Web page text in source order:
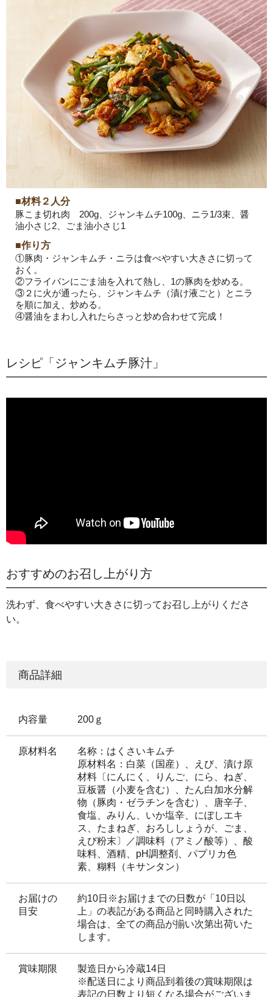
■材料２人分
豚こま切れ肉 200g、ジャンキムチ100g、ニラ1/3束、醤
油小さじ2、ごま油小さじ1
■作り方
①豚肉・ジャンキムチ・ニラは食べやすい大きさに切って
おく。
②フライパンにごま油を入れて熱し、1の豚肉を炒める。
③２に火が通ったら、ジャンキムチ（漬け液ごと）とニラ
を順に加え、炒める。
④醤油をまわし入れたらさっと炒め合わせて完成！
レシピ「ジャンキムチ豚汁」
おすすめのお召し上がり方
洗わず、食べやすい大きさに切ってお召し上がりくださ
い。
商品詳細
内容量 200ｇ
原材料名
名称：はくさいキムチ
原材料名：白菜（国産）、えび、漬け原
材料〔にんにく、りんご、にら、ねぎ、
豆板醤（小麦を含む）、たん白加水分解
物（豚肉・ゼラチンを含む）、唐辛子、
食塩、みりん、いか塩辛、にぼしエキ
ス、たまねぎ、おろししょうが、ごま、
えび粉末〕／調味料（アミノ酸等）、酸
味料、酒精、pH調整剤、パプリカ色
素、糊料（キサンタン）
お届けの
目安
約10日※お届けまでの日数が「10日以
上」の表記がある商品と同時購入された
場合は、全ての商品が揃い次第出荷いた
します。
賞味期限
製造日から冷蔵14日
※配送日により商品到着後の賞味期限は
表記の日数より短くなる場合がございま